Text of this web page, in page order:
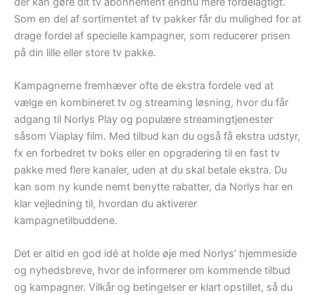
Som en del af sortimentet af tv pakker får du mulighed for at
drage fordel af specielle kampagner, som reducerer prisen
på din lille eller store tv pakke.
Kampagnerne fremhæver ofte de ekstra fordele ved at
vælge en kombineret tv og streaming løsning, hvor du får
adgang til Norlys Play og populære streamingtjenester
såsom Viaplay film. Med tilbud kan du også få ekstra udstyr,
fx en forbedret tv boks eller en opgradering til en fast tv
pakke med flere kanaler, uden at du skal betale ekstra. Du
kan som ny kunde nemt benytte rabatter, da Norlys har en
klar vejledning til, hvordan du aktiverer
kampagnetilbuddene.
Det er altid en god idé at holde øje med Norlys’ hjemmeside
og nyhedsbreve, hvor de informerer om kommende tilbud
og kampagner. Vilkår og betingelser er klart opstillet, så du